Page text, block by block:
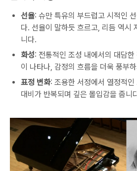
선율: 슈만 특유의 부드럽고 시적인
다. 선율이 말하듯 흐르고, 리듬 역시
니다.
화성: 전통적인 조성 내에서의 대담
이 나타나, 감정의 흐름을 더욱 풍부
표정 변화: 조용한 서정에서 열정적인
대비가 반복되며 깊은 몰입감을 줍니